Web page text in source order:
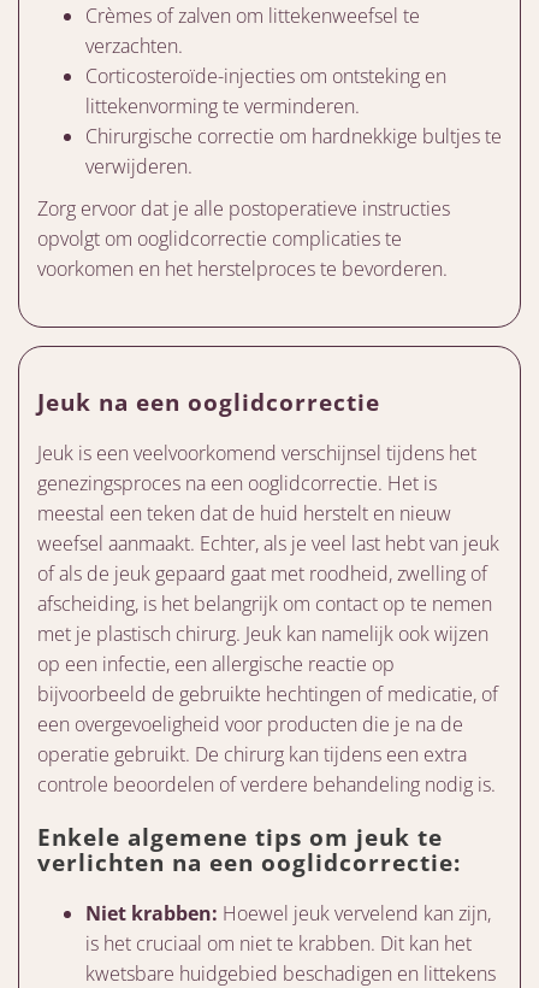
Crèmes of zalven om littekenweefsel te
verzachten.
Corticosteroïde-injecties om ontsteking en
littekenvorming te verminderen.
Chirurgische correctie om hardnekkige bultjes te
verwijderen.
Zorg ervoor dat je alle postoperatieve instructies
opvolgt om ooglidcorrectie complicaties te
voorkomen en het herstelproces te bevorderen.
Jeuk na een ooglidcorrectie
Jeuk is een veelvoorkomend verschijnsel tijdens het
genezingsproces na een ooglidcorrectie. Het is
meestal een teken dat de huid herstelt en nieuw
weefsel aanmaakt. Echter, als je veel last hebt van jeuk
of als de jeuk gepaard gaat met roodheid, zwelling of
afscheiding, is het belangrijk om contact op te nemen
met je plastisch chirurg. Jeuk kan namelijk ook wijzen
op een infectie, een allergische reactie op
bijvoorbeeld de gebruikte hechtingen of medicatie, of
een overgevoeligheid voor producten die je na de
operatie gebruikt. De chirurg kan tijdens een extra
controle beoordelen of verdere behandeling nodig is.
Enkele algemene tips om jeuk te
verlichten na een ooglidcorrectie:
Niet krabben: Hoewel jeuk vervelend kan zijn,
is het cruciaal om niet te krabben. Dit kan het
kwetsbare huidgebied beschadigen en littekens